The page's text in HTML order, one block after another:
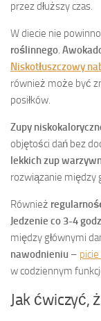
przez dłuższy czas.
W diecie nie
roślinnego.
Niskotłuszczowy
również może być
posiłków.
Zupy
objętości dań bez
lekkich zup
rozwiązanie między
Również
Jedzenie co 3-4
między głównymi
nawodnieniu –
w codziennym
Jak ćwiczyć,